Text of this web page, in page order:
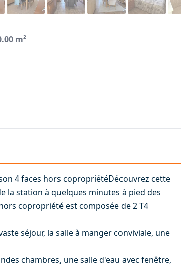
m²
4 faces hors copropriétéDécouvrez cette
la station à quelques minutes à pied des
copropriété est composée de 2 T4
séjour, la salle à manger conviviale, une
chambres, une salle d'eau avec fenêtre,